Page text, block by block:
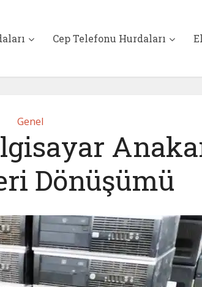
Cep Telefonu Hurdaları
Genel
Dönüşümü